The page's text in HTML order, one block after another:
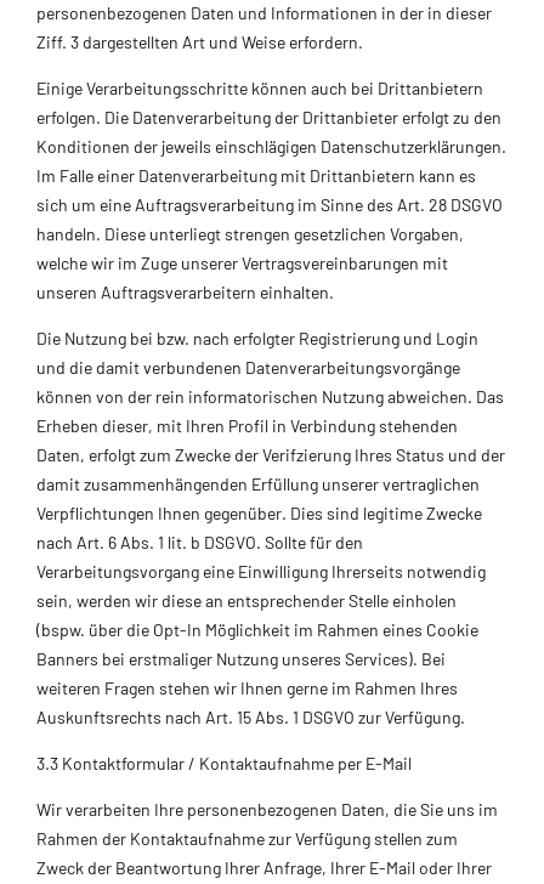
personenbezogenen Daten und Informationen in der in dieser
Ziff. 3 dargestellten Art und Weise erfordern.
Einige Verarbeitungsschritte können auch bei Drittanbietern
erfolgen. Die Datenverarbeitung der Drittanbieter erfolgt zu den
Konditionen der jeweils einschlägigen Datenschutzerklärungen.
Im Falle einer Datenverarbeitung mit Drittanbietern kann es
sich um eine Auftragsverarbeitung im Sinne des Art. 28 DSGVO
handeln. Diese unterliegt strengen gesetzlichen Vorgaben,
welche wir im Zuge unserer Vertragsvereinbarungen mit
unseren Auftragsverarbeitern einhalten.
Die Nutzung bei bzw. nach erfolgter Registrierung und Login
und die damit verbundenen Datenverarbeitungsvorgänge
können von der rein informatorischen Nutzung abweichen. Das
Erheben dieser, mit Ihren Profil in Verbindung stehenden
Daten, erfolgt zum Zwecke der Verifzierung Ihres Status und der
damit zusammenhängenden Erfüllung unserer vertraglichen
Verpflichtungen Ihnen gegenüber. Dies sind legitime Zwecke
nach Art. 6 Abs. 1 lit. b DSGVO. Sollte für den
Verarbeitungsvorgang eine Einwilligung Ihrerseits notwendig
sein, werden wir diese an entsprechender Stelle einholen
(bspw. über die Opt-In Möglichkeit im Rahmen eines Cookie
Banners bei erstmaliger Nutzung unseres Services). Bei
weiteren Fragen stehen wir Ihnen gerne im Rahmen Ihres
Auskunftsrechts nach Art. 15 Abs. 1 DSGVO zur Verfügung.
3.3 Kontaktformular / Kontaktaufnahme per E-Mail
Wir verarbeiten Ihre personenbezogenen Daten, die Sie uns im
Rahmen der Kontaktaufnahme zur Verfügung stellen zum
Zweck der Beantwortung Ihrer Anfrage, Ihrer E-Mail oder Ihrer